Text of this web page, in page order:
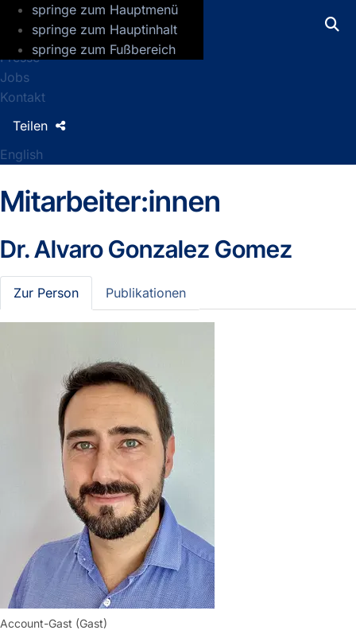
springe zum Hauptmenü
springe zum Hauptinhalt
springe zum Fußbereich
GFZ Helmholtz-Zentrum für
Presse
Jobs
Kontakt
English
Teilen
Mitarbeiter:innen
Dr.Alvaro Gonzalez Gomez
Zur Person Publikationen
Account-Gast (Gast)